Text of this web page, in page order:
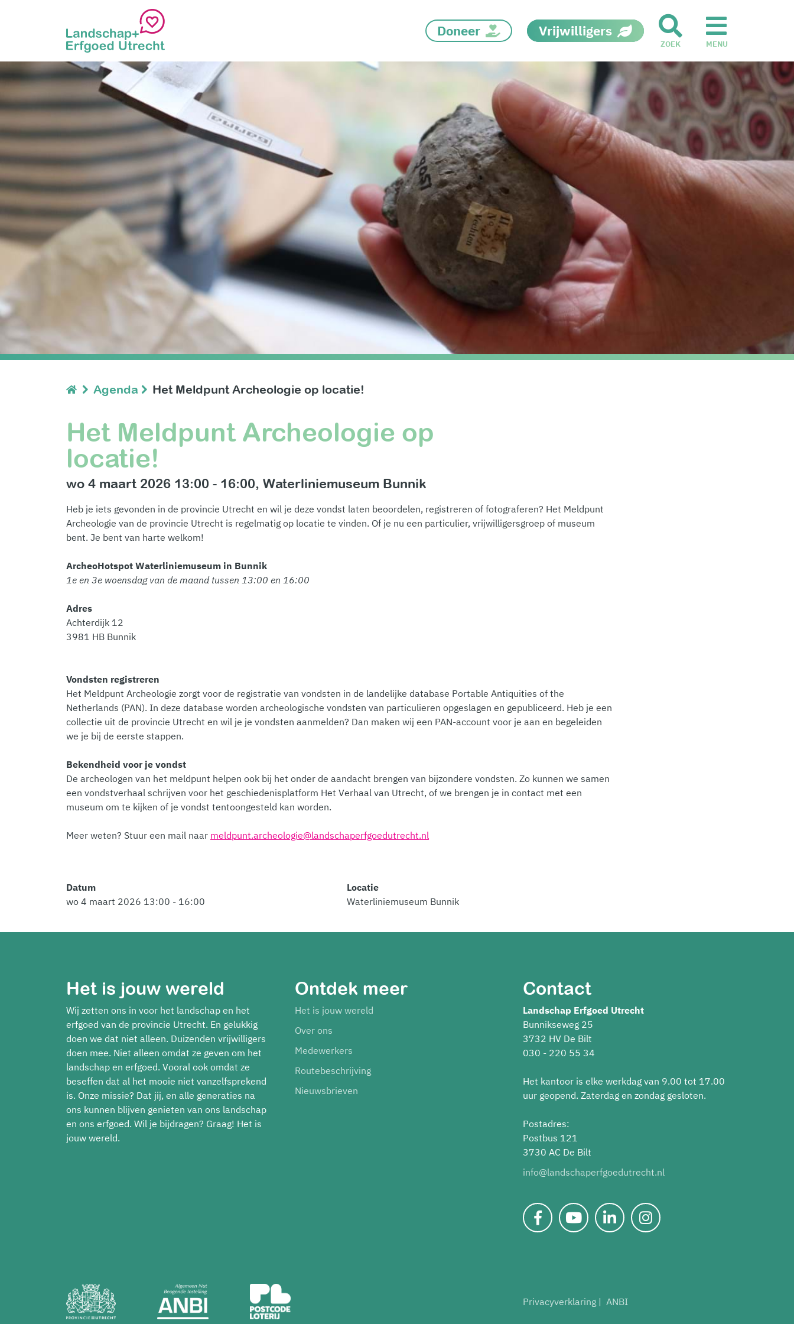
Doneer Vrijwilligers
ZOEK MENU
Agenda Het Meldpunt Archeologie op locatie!
Het Meldpunt Archeologie op
locatie!
wo 4 maart 2026 13:00 - 16:00, Waterliniemuseum Bunnik
Heb je iets gevonden in de provincie Utrecht en wil je deze vondst laten beoordelen, registreren of fotograferen? Het Meldpunt
Archeologie van de provincie Utrecht is regelmatig op locatie te vinden. Of je nu een particulier, vrijwilligersgroep of museum
bent. Je bent van harte welkom!
ArcheoHotspot Waterliniemuseum in Bunnik
1e en 3e woensdag van de maand tussen 13:00 en 16:00
Adres
Achterdijk 12
3981 HB Bunnik
Vondsten registreren
Het Meldpunt Archeologie zorgt voor de registratie van vondsten in de landelijke database Portable Antiquities of the
Netherlands (PAN). In deze database worden archeologische vondsten van particulieren opgeslagen en gepubliceerd. Heb je een
collectie uit de provincie Utrecht en wil je je vondsten aanmelden? Dan maken wij een PAN-account voor je aan en begeleiden
we je bij de eerste stappen.
Bekendheid voor je vondst
De archeologen van het meldpunt helpen ook bij het onder de aandacht brengen van bijzondere vondsten. Zo kunnen we samen
een vondstverhaal schrijven voor het geschiedenisplatform Het Verhaal van Utrecht, of we brengen je in contact met een
museum om te kijken of je vondst tentoongesteld kan worden.
Meer weten? Stuur een mail naar meldpunt.archeologie@landschaperfgoedutrecht.nl
Datum
wo 4 maart 2026 13:00 - 16:00
Locatie
Waterliniemuseum Bunnik
Het is jouw wereld
Wij zetten ons in voor het landschap en het
erfgoed van de provincie Utrecht. En gelukkig
doen we dat niet alleen. Duizenden vrijwilligers
doen mee. Niet alleen omdat ze geven om het
landschap en erfgoed. Vooral ook omdat ze
beseffen dat al het mooie niet vanzelfsprekend
is. Onze missie? Dat jij, en alle generaties na
ons kunnen blijven genieten van ons landschap
en ons erfgoed. Wil je bijdragen? Graag! Het is
jouw wereld.
Ontdek meer
Het is jouw wereld
Over ons
Medewerkers
Routebeschrijving
Nieuwsbrieven
Contact
Landschap Erfgoed Utrecht
Bunnikseweg 25
3732 HV De Bilt
030 - 220 55 34
Het kantoor is elke werkdag van 9.00 tot 17.00
uur geopend. Zaterdag en zondag gesloten.
Postadres:
Postbus 121
3730 AC De Bilt
info@landschaperfgoedutrecht.nl
Privacyverklaring ANBI